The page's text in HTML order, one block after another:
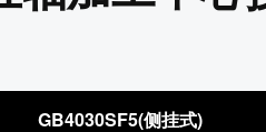
GB4030SF5(侧挂式)